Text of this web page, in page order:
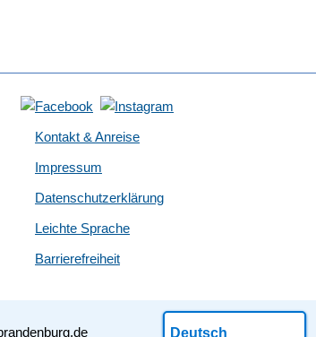
Kontakt & Anreise
Impressum
Datenschutzerklärung
Leichte Sprache
Barrierefreiheit